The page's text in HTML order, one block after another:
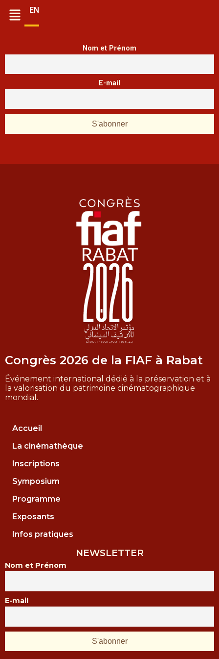
EN
Nom et Prénom
E-mail
Congrès 2026 de la FIAF à Rabat
Événement international dédié à la préservation et à
la valorisation du patrimoine cinématographique
mondial.
Accueil
La cinémathèque
Inscriptions
Symposium
Programme
Exposants
Infos pratiques
NEWSLETTER
Nom et Prénom
E-mail